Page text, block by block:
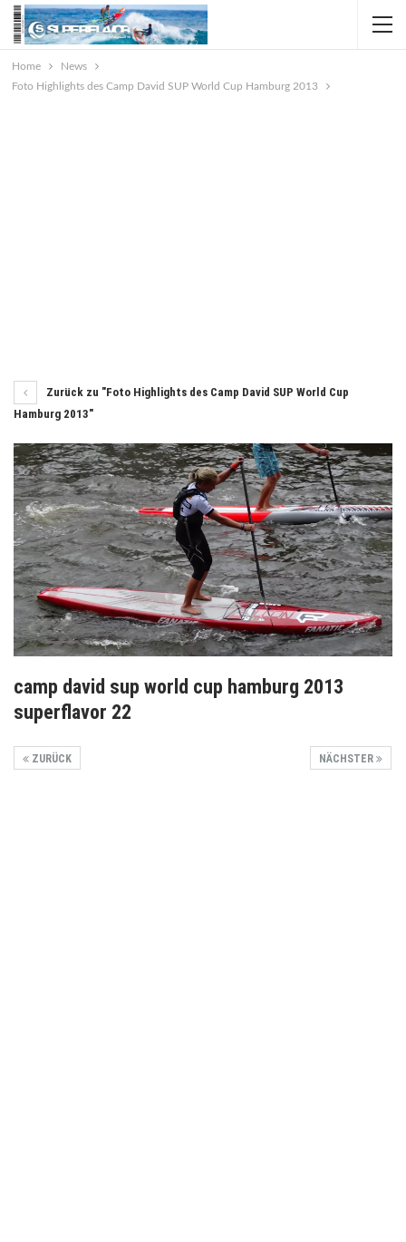
Home
News
Foto Highlights des Camp David SUP World Cup Hamburg 2013
Zurück zu "Foto Highlights des Camp David SUP World Cup
Hamburg 2013"
camp david sup world cup hamburg 2013
superflavor 22
NÄCHSTER
ZURÜCK